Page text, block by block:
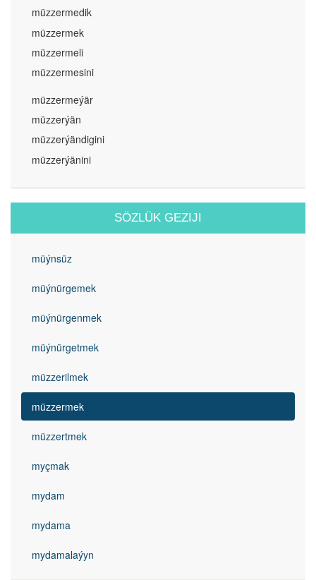
müzzermedik
müzzermek
müzzermeli
müzzermesini
müzzermeýär
müzzerýän
müzzerýändigini
müzzerýänini
SÖZLÜK GEZIJI
müýnsüz
müýnürgemek
müýnürgenmek
müýnürgetmek
müzzerilmek
müzzermek
müzzertmek
myçmak
mydam
mydama
mydamalaýyn